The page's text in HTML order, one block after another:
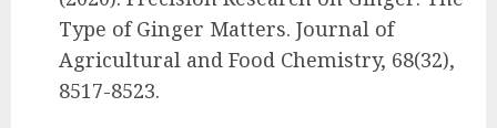
Type of Ginger Matters. Journal of
Agricultural and Food Chemistry, 68(32),
8517-8523.